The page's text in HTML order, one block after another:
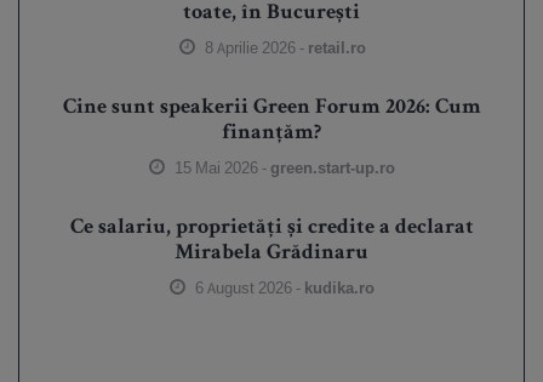
toate, în București
8 Aprilie 2026 - retail.ro
Cine sunt speakerii Green Forum 2026: Cum
finanțăm?
15 Mai 2026 - green.start-up.ro
Ce salariu, proprietăți și credite a declarat
Mirabela Grădinaru
6 August 2026 - kudika.ro